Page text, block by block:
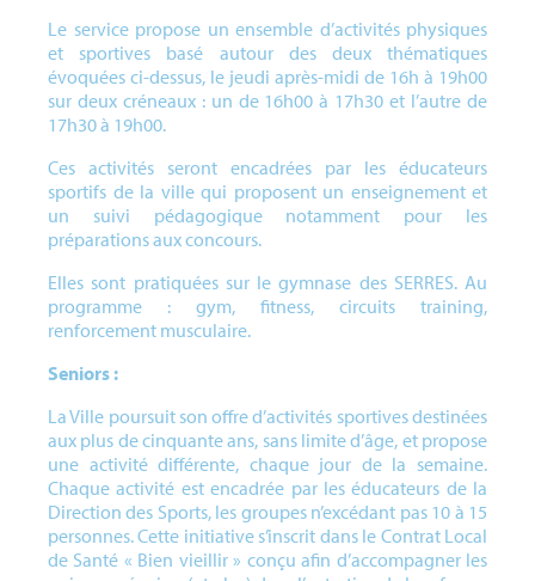
Le service propose un ensemble d’activités physiques
et sportives basé autour des deux thématiques
évoquées ci-dessus, le jeudi après-midi de 16h à 19h00
sur deux créneaux : un de 16h00 à 17h30 et l’autre de
17h30 à 19h00.
Ces activités seront encadrées par les éducateurs
sportifs de la ville qui proposent un enseignement et
un suivi pédagogique notamment pour les
préparations aux concours.
Elles sont pratiquées sur le gymnase des SERRES. Au
programme : gym, fitness, circuits training,
renforcement musculaire.
Seniors :
La Ville poursuit son offre d’activités sportives destinées
aux plus de cinquante ans, sans limite d’âge, et propose
une activité différente, chaque jour de la semaine.
Chaque activité est encadrée par les éducateurs de la
Direction des Sports, les groupes n’excédant pas 10 à 15
personnes. Cette initiative s’inscrit dans le Contrat Local
de Santé « Bien vieillir » conçu afin d’accompagner les